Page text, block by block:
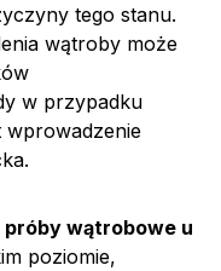
tego stanu.
wątroby może
w przypadku
wprowadzenie
próby wątrobowe u
poziomie,